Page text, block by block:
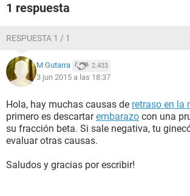
1 respuesta
RESPUESTA 1 / 1
M Gutarra 2.433
3 jun 2015 a las 18:37
Hola, hay muchas causas de retraso en la
primero es descartarembarazo con una
su fracción beta. Si sale negativa, tu
evaluar otras causas.
Saludos y gracias por escribir!